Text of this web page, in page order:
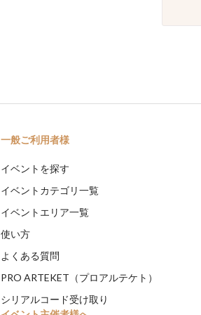
一般ご利用者様
イベントを探す
イベントカテゴリ一覧
イベントエリア一覧
使い方
よくある質問
PRO ARTEKET（プロアルテケト）
シリアルコード受け取り